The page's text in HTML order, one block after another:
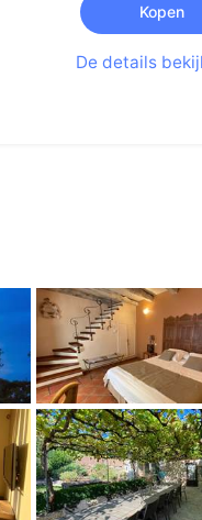
Kopen
De details